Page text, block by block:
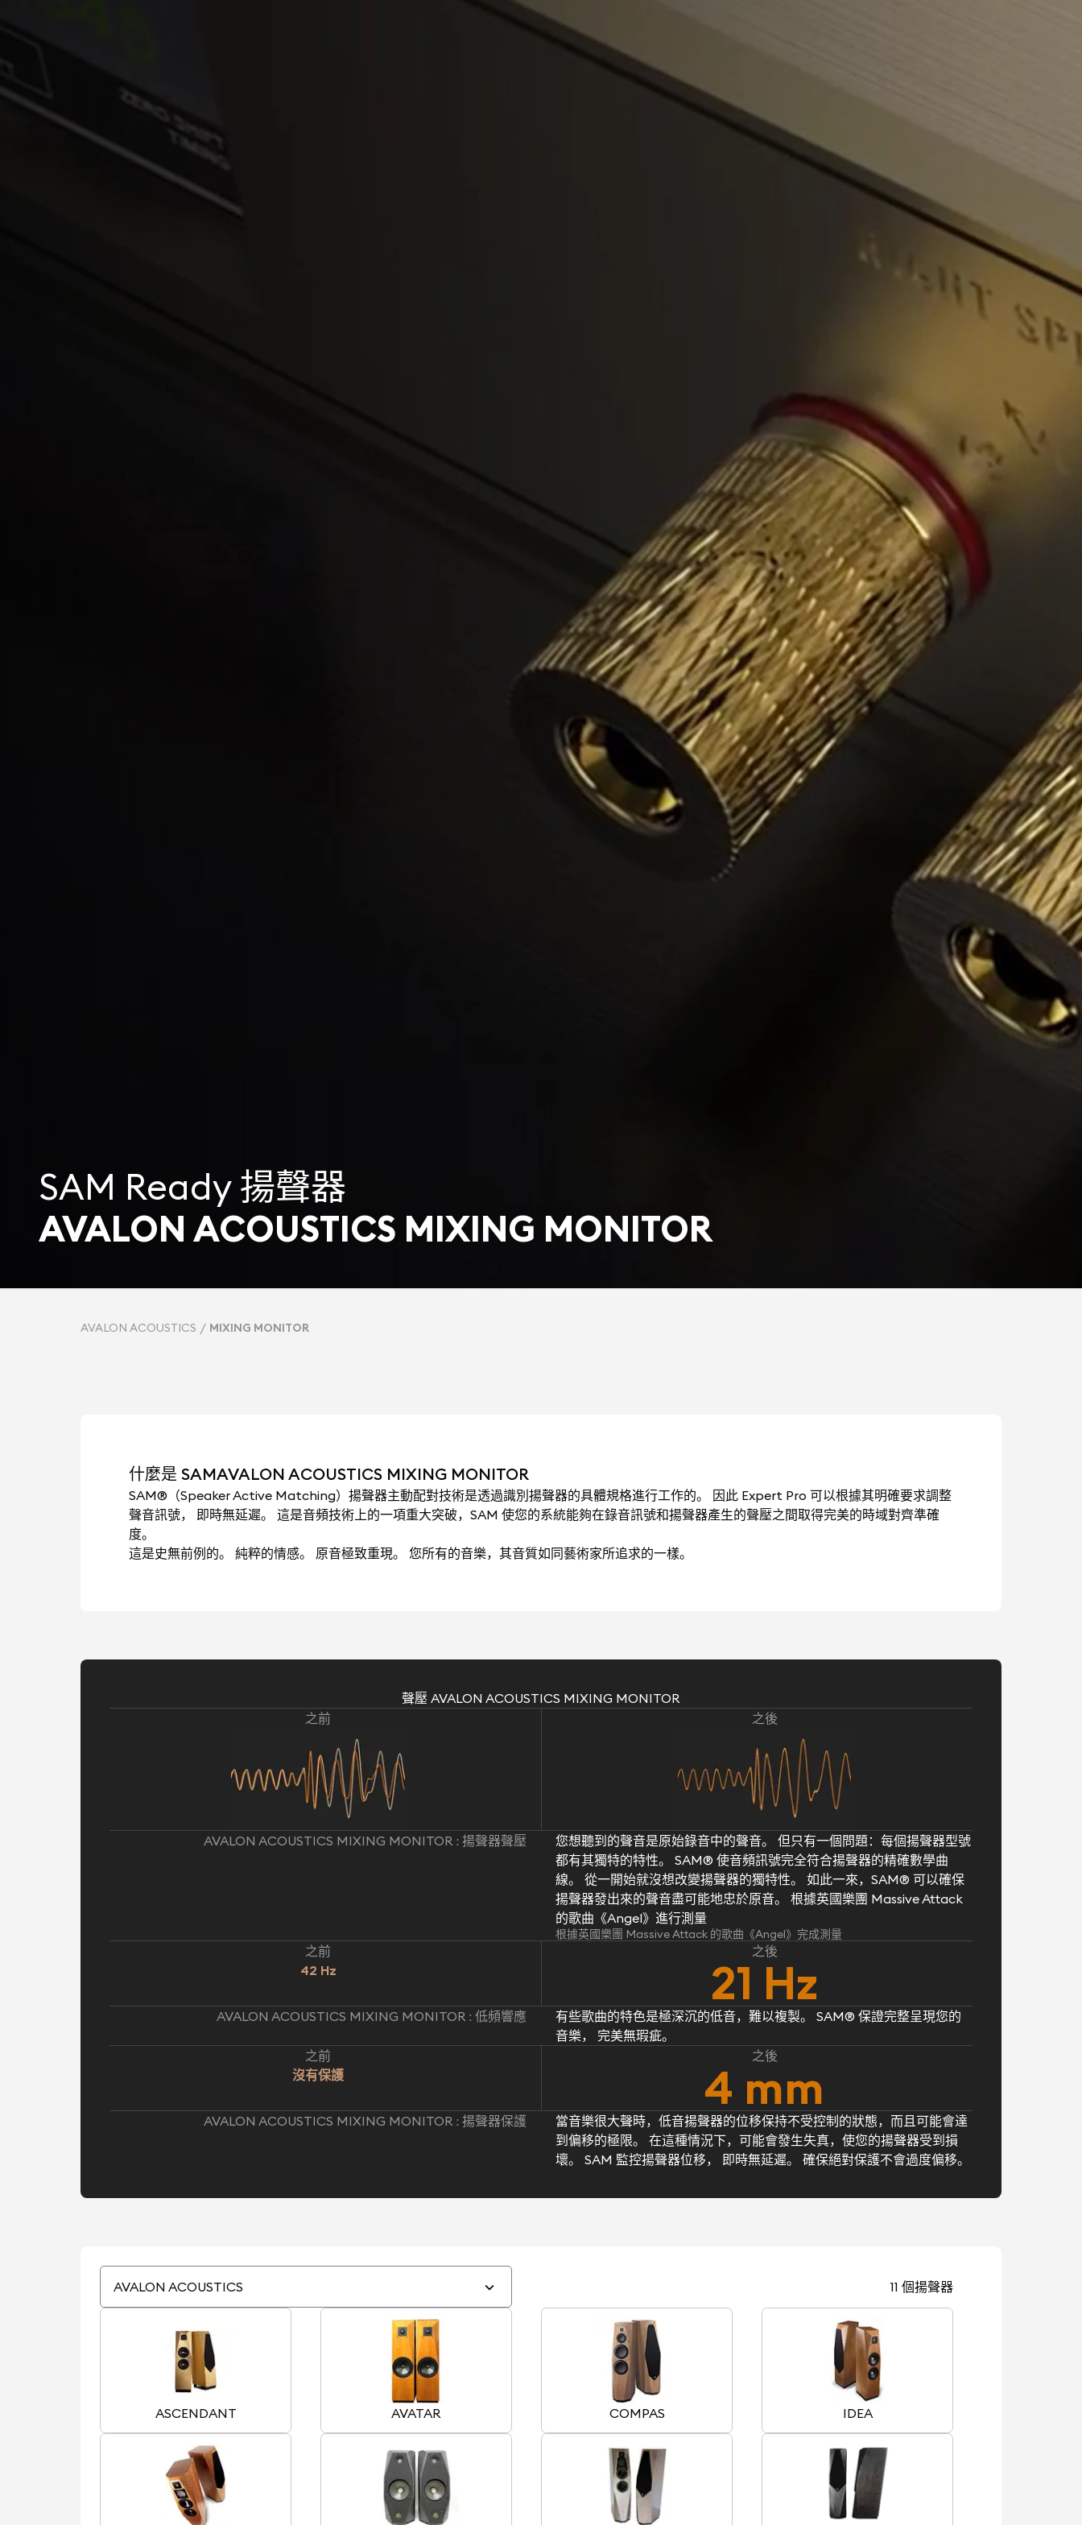
SAM Ready 揚聲器
AVALON ACOUSTICS MIXING MONITOR
AVALON ACOUSTICS MIXING MONITOR
什麼是 SAMAVALON ACOUSTICS MIXING MONITOR
SAM®（Speaker Active Matching）揚聲器主動配對技術是透過識別揚聲器的具體規格進行工作的。 因此 Expert Pro 可以根據其明確要求調整
聲音訊號， 即時無延遲。 這是音頻技術上的一項重大突破，SAM 使您的系統能夠在錄音訊號和揚聲器產生的聲壓之間取得完美的時域對齊準確
度。
這是史無前例的。 純粹的情感。 原音極致重現。 您所有的音樂，其音質如同藝術家所追求的一樣。
聲壓 AVALON ACOUSTICS MIXING MONITOR
之前
之後
AVALON ACOUSTICS MIXING MONITOR : 揚聲器聲壓
您想聽到的聲音是原始錄音中的聲音。 但只有一個問題：每個揚聲器型號
都有其獨特的特性。 SAM® 使音頻訊號完全符合揚聲器的精確數學曲
線。 從一開始就沒想改變揚聲器的獨特性。 如此一來，SAM® 可以確保
揚聲器發出來的聲音盡可能地忠於原音。 根據英國樂團 Massive Attack
的歌曲《Angel》進行測量
根據英國樂團 Massive Attack 的歌曲《Angel》完成測量
之前
42 Hz
之後
21 Hz
AVALON ACOUSTICS MIXING MONITOR : 低頻響應
有些歌曲的特色是極深沉的低音，難以複製。 SAM® 保證完整呈現您的
音樂， 完美無瑕疵。
之前
沒有保護
之後
4 mm
AVALON ACOUSTICS MIXING MONITOR : 揚聲器保護
當音樂很大聲時，低音揚聲器的位移保持不受控制的狀態，而且可能會達
到偏移的極限。 在這種情況下，可能會發生失真，使您的揚聲器受到損
壞。 SAM 監控揚聲器位移， 即時無延遲。 確保絕對保護不會過度偏移。
AVALON ACOUSTICS 11 個揚聲器
ASCENDANT AVATAR COMPAS IDEA